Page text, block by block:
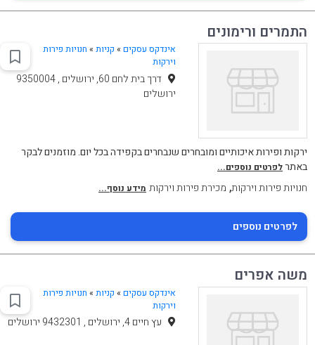
התמרים ורימונים
אינדקס עסקים » קניות» חנויות פירות
וירקות
דרך בית לחם 60, ירושלים , 9350004
ירושלים
ירקות ופירות איכותיים ומובחרים שנבחרים בקפידה בכל יום. מוזמנים לבקר
באתרלפרטים נוספים...
חנויות פירות וירקות, מכירת פירות וירקות מידע נוסף...
לפרטים נוספים
משה אפרים
אינדקס עסקים » קניות» חנויות פירות
וירקות
עץ חיים 4, ירושלים , 9432301 ירושלים